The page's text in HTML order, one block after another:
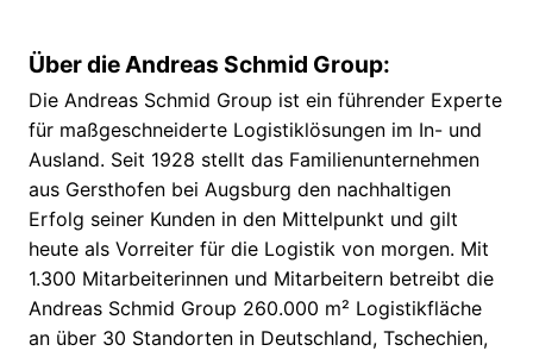
Über die Andreas Schmid Group:
Die Andreas Schmid Group ist ein führender Experte
für maßgeschneiderte Logistiklösungen im In- und
Ausland. Seit 1928 stellt das Familienunternehmen
aus Gersthofen bei Augsburg den nachhaltigen
Erfolg seiner Kunden in den Mittelpunkt und gilt
heute als Vorreiter für die Logistik von morgen. Mit
1.300 Mitarbeiterinnen und Mitarbeitern betreibt die
Andreas Schmid Group 260.000 m² Logistikfläche
an über 30 Standorten in Deutschland, Tschechien,